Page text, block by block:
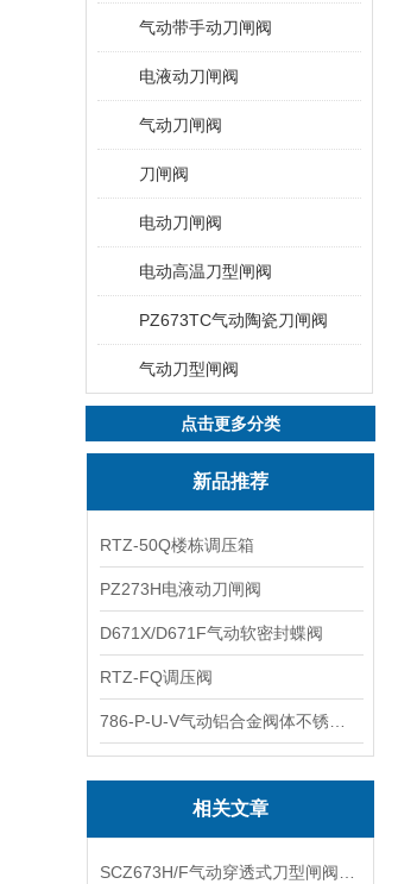
气动带手动刀闸阀
电液动刀闸阀
气动刀闸阀
刀闸阀
电动刀闸阀
电动高温刀型闸阀
PZ673TC气动陶瓷刀闸阀
气动刀型闸阀
点击更多分类
新品推荐
RTZ-50Q楼栋调压箱
PZ273H电液动刀闸阀
D671X/D671F气动软密封蝶阀
RTZ-FQ调压阀
相关文章